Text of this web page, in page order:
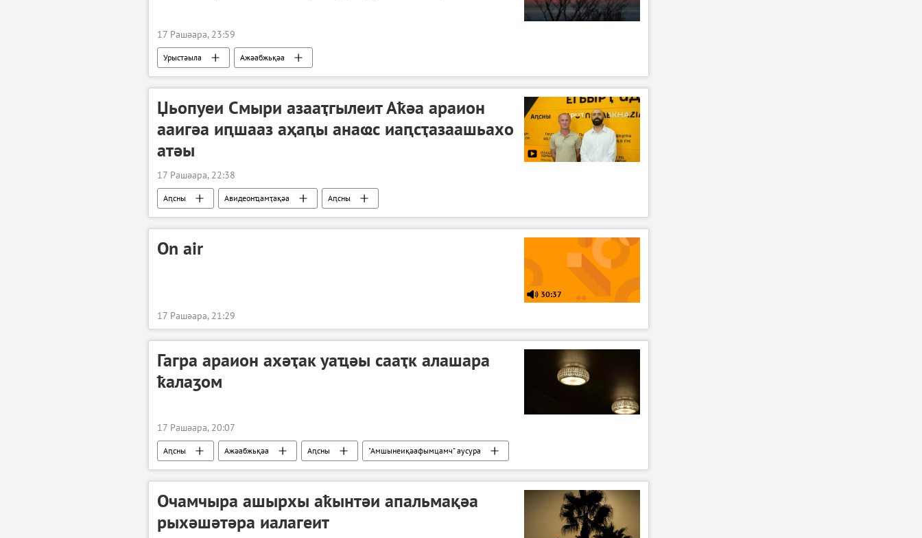
17 Рашәара, 23:59
Урыстәыла Ажәабжьқәа
Џьопуеи Смыри азааҭгылеит Аҟәа араион
ааигәа иԥшааз аҳаԥы анаҩс иаԥсҭазаашьахо
атәы
17 Рашәара, 22:38
Аԥсны Авидеонҵамҭақәа Аԥсны
On air
30:37
17 Рашәара, 21:29
Гагра араион ахәҭак уаҵәы сааҭк алашара
ҟалаӡом
17 Рашәара, 20:07
Аԥсны Ажәабжьқәа Аԥсны
"Амшынеиқәафымцамч" аусура
Гагра араион
Очамчыра ашырхы аҟынтәи апальмақәа
рыхәшәтәра иалагеит